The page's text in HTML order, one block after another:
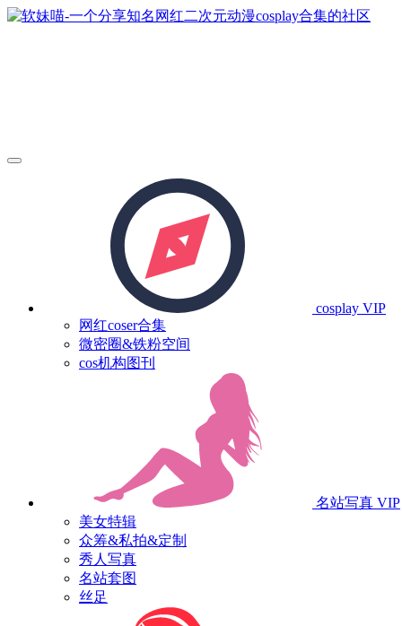
cosplay VIP
网红coser合集
微密圈&铁粉空间
cos机构图刊
名站写真 VIP
美女特辑
众筹&私拍&定制
秀人写真
名站套图
丝足